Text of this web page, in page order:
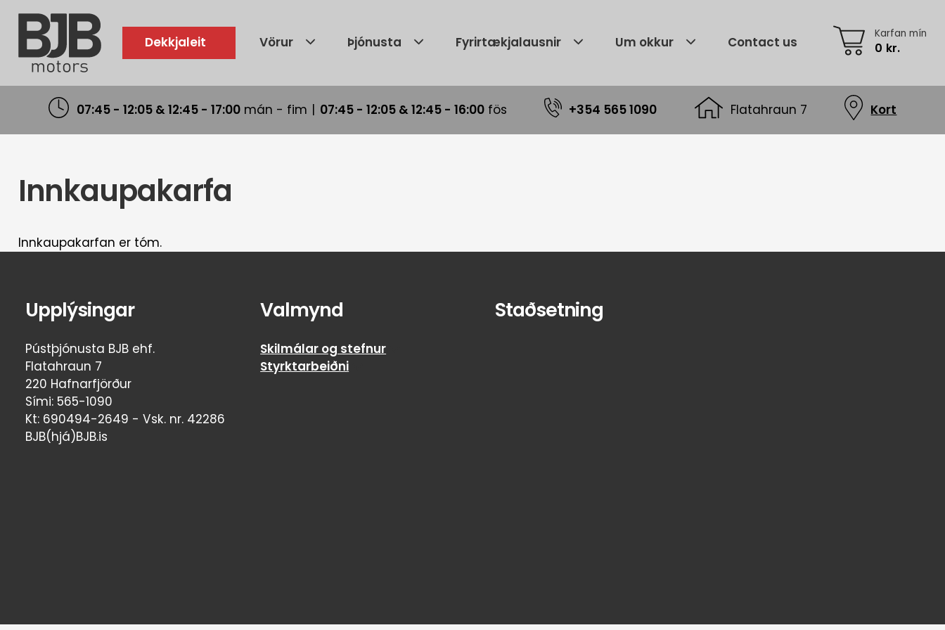
main
content
Dekkjaleit Vörur Þjónusta Fyrirtækjalausnir Um okkur Contact us
Karfan mín
0 kr.
07:45 - 12:05 & 12:45 - 17:00 mán - fim | 07:45 - 12:05 & 12:45 - 16:00fös +354 565 1090 Flatahraun 7 Kort
Innkaupakarfa
Innkaupakarfan er tóm.
Upplýsingar
Pústþjónusta BJB ehf.
Flatahraun 7
220 Hafnarfjörður
Sími: 565-1090
Kt: 690494-2649 - Vsk. nr. 42286
BJB(hjá)BJB.is
Valmynd
Skilmálar og stefnur
Styrktarbeiðni
Staðsetning